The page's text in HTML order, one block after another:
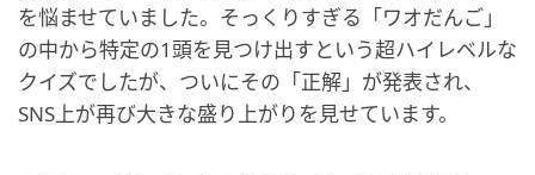
を悩ませていました。そっくりすぎる「ワオだんご」
の中から特定の1頭を見つけ出すという超ハイレベルな
クイズでしたが、ついにその「正解」が発表され、
SNS上が再び大きな盛り上がりを見せています。